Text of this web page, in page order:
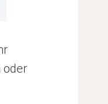
oder